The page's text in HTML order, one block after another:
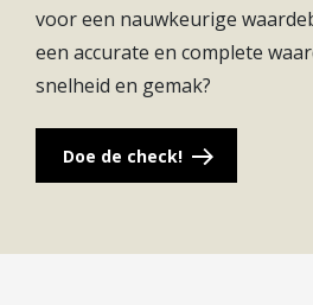
Op de eerste verdieping vind
Maak hier bijvoorbeeld één
twee gezellige kinderkamers.
kamers je thuiskantoor of
inloopkast? Opties genoeg!
verdieping de badkamer met
voor een nauwkeurige
een accurate en complete
snelheid en gemak?
Doe de check!